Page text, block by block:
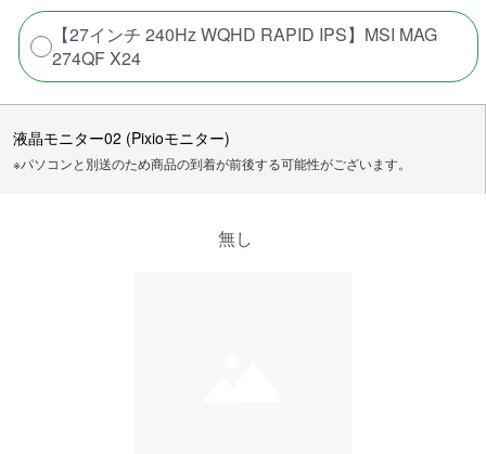
【27インチ 240Hz WQHD RAPID IPS】MSI MAG
274QF X24
液晶モニター02 (Pixioモニター)
※パソコンと別送のため商品の到着が前後する可能性がございます。
無し